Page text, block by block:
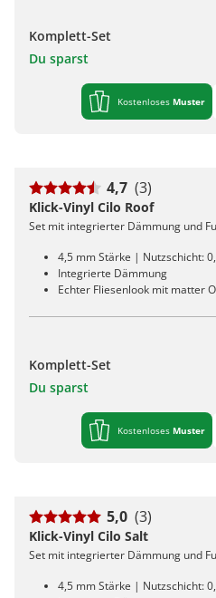
Komplett-Set
Du sparst
Kostenloses Muster
4,7 (3)
Klick-Vinyl Cilo Roof
Set mit integrierter Dämmung und
4,5 mm Stärke | Nutzschicht:
Integrierte Dämmung
Echter Fliesenlook mit matter
Komplett-Set
Du sparst
Kostenloses Muster
5,0 (3)
Klick-Vinyl Cilo Salt
Set mit integrierter Dämmung und
4,5 mm Stärke | Nutzschicht: